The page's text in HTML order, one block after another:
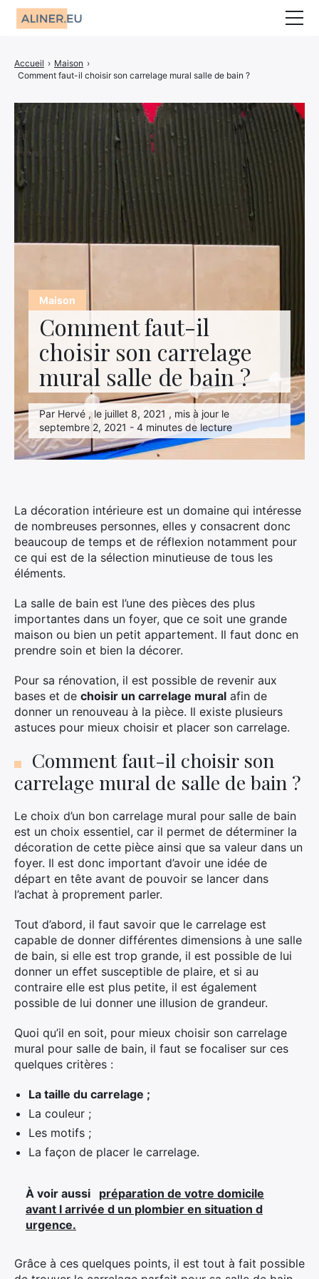
Maison
Comment faut-il
choisir son carrelage
mural salle de bain ?
Par Hervé , le juillet 8, 2021 , mis à jour le
septembre 2, 2021 - 4 minutes de lecture
Accueil › Maison ›
Comment faut-il choisir son carrelage mural salle de bain ?
La décoration intérieure est un domaine qui intéresse
de nombreuses personnes, elles y consacrent donc
beaucoup de temps et de réflexion notamment pour
ce qui est de la sélection minutieuse de tous les
éléments.
La salle de bain est l’une des pièces des plus
importantes dans un foyer, que ce soit une grande
maison ou bien un petit appartement. Il faut donc en
prendre soin et bien la décorer.
Pour sa rénovation, il est possible de revenir aux
bases et de choisir un carrelage mural afin de
donner un renouveau à la pièce. Il existe plusieurs
astuces pour mieux choisir et placer son carrelage.
Comment faut-il choisir son
carrelage mural de salle de bain ?
Le choix d’un bon carrelage mural pour salle de bain
est un choix essentiel, car il permet de déterminer la
décoration de cette pièce ainsi que sa valeur dans un
foyer. Il est donc important d’avoir une idée de
départ en tête avant de pouvoir se lancer dans
l’achat à proprement parler.
Tout d’abord, il faut savoir que le carrelage est
capable de donner différentes dimensions à une salle
de bain, si elle est trop grande, il est possible de lui
donner un effet susceptible de plaire, et si au
contraire elle est plus petite, il est également
possible de lui donner une illusion de grandeur.
Quoi qu’il en soit, pour mieux choisir son carrelage
mural pour salle de bain, il faut se focaliser sur ces
quelques critères :
La taille du carrelage ;
La couleur ;
Les motifs ;
La façon de placer le carrelage.
À voir aussi
préparation de votre domicile
avant l arrivée d un plombier en situation d
urgence.
Grâce à ces quelques points, il est tout à fait possible
Décoration
Jardin
Maison
Mariage
CBD
Finance
Hightech
Immobilier
Loisirs
Maison
Marketing
Transport
Voyage